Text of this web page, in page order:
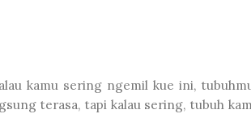
kamu sering ngemil kue ini,
terasa, tapi kalau sering, tubuh